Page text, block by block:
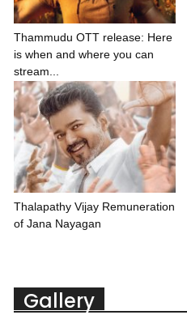
Thammudu OTT release: Here
is when and where you can
stream...
Thalapathy Vijay Remuneration
of Jana Nayagan
Gallery